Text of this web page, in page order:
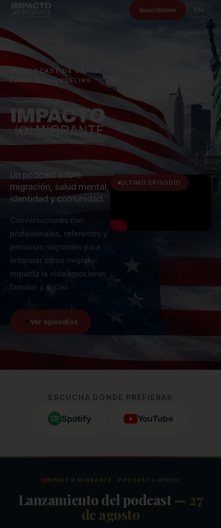
Suscribirme EN
UN PODCAST DE CARLA
PAROLA COUNSELING
Un podcast sobre
migración, salud mental,
identidad y comunidad.
Conversaciones con
profesionales, referentes y
personas migrantes para
entender cómo migrar
impacta la vida emocional,
familiar y social.
Ver episodios
ÚLTIMO EPISODIO
ESCUCHA DONDE PREFIERAS
Spotify YouTube
IMPACTO MIGRANTE · PODCAST LAUNCH
Lanzamiento del podcast— 27
de agosto